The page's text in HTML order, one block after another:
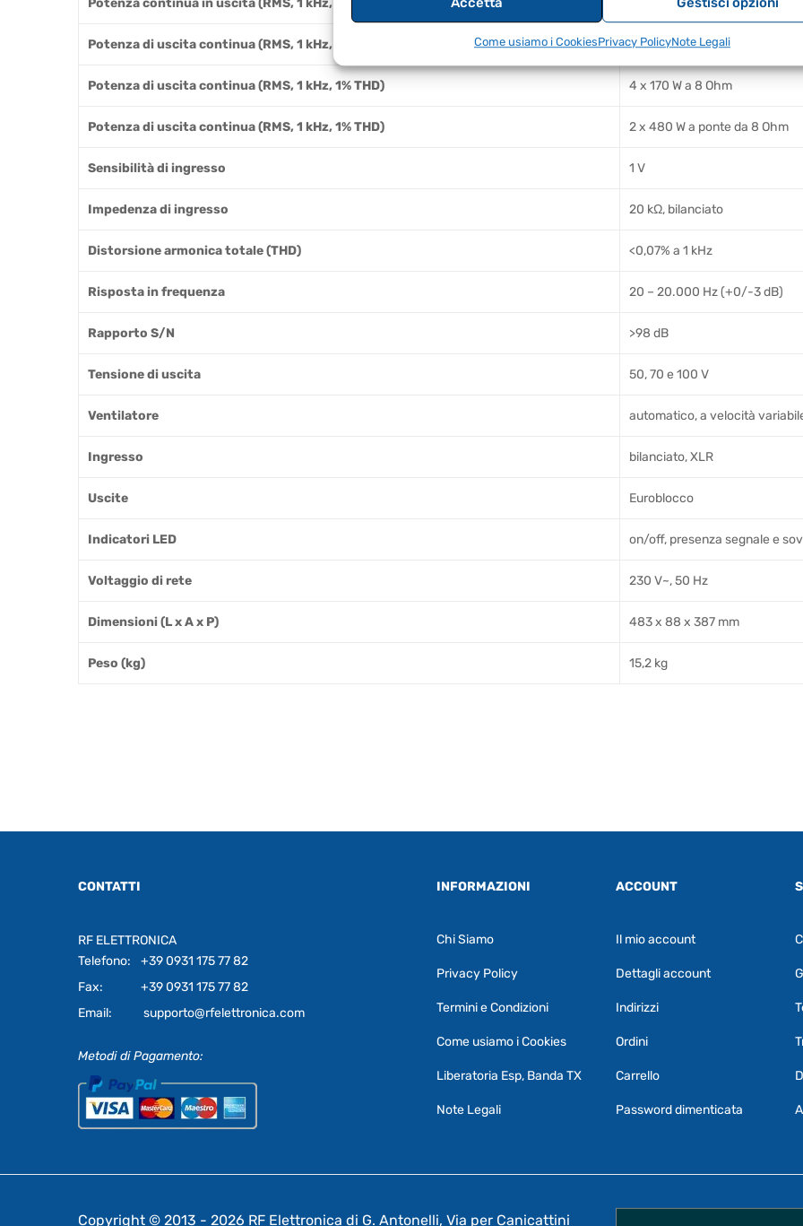
Come usiamo i CookiesPrivacy PolicyNote Legali
Potenza di uscita continua (RMS, 1 kHz, 1% THD) 4 x 240 W a 4 Ohm
Potenza di uscita continua (RMS, 1 kHz, 1% THD) 4 x 170 W a 8 Ohm
Potenza di uscita continua (RMS, 1 kHz, 1% THD) 2 x 480 W a ponte da 8 Ohm
Sensibilità di ingresso 1 V
Impedenza di ingresso 20 kΩ, bilanciato
Distorsione armonica totale (THD) <0,07% a 1 kHz
Risposta in frequenza 20 – 20.000 Hz (+0/-3 dB)
Rapporto S/N >98 dB
Tensione di uscita 50, 70 e 100 V
Ventilatore automatico, a velocità
Ingresso bilanciato, XLR
Uscite Euroblocco
Indicatori LED on/off, presenza segnale e
Voltaggio di rete 230 V~, 50 Hz
Dimensioni (L x A x P) 483 x 88 x 387 mm
Peso (kg) 15,2 kg
CONTATTI
RF ELETTRONICA
Telefono:
+39 0931 175 77 82
Fax:
+39 0931 175 77 82
Email:
supporto@rfelettronica.com
Metodi di Pagamento:
INFORMAZIONI
Chi Siamo
Privacy Policy
Termini e Condizioni
Come usiamo i Cookies
Liberatoria Esp, Banda TX
Note Legali
ACCOUNT
Il mio account
Dettagli account
Indirizzi
Ordini
Carrello
Password dimenticata
Copyright © 2013 - 2026 RF Elettronica di G. Antonelli, Via per Canicattini